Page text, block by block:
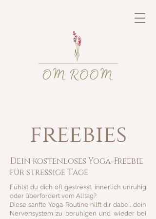
freebies
Dein kostenloses Yoga-Freebie
für stressige Tage
Fühlst du dich oft gestresst, innerlich unruhig
oder überfordert vom Alltag?
Diese sanfte Yoga-Routine hilft dir dabei, dein
Nervensystem zu beruhigen und wieder bei